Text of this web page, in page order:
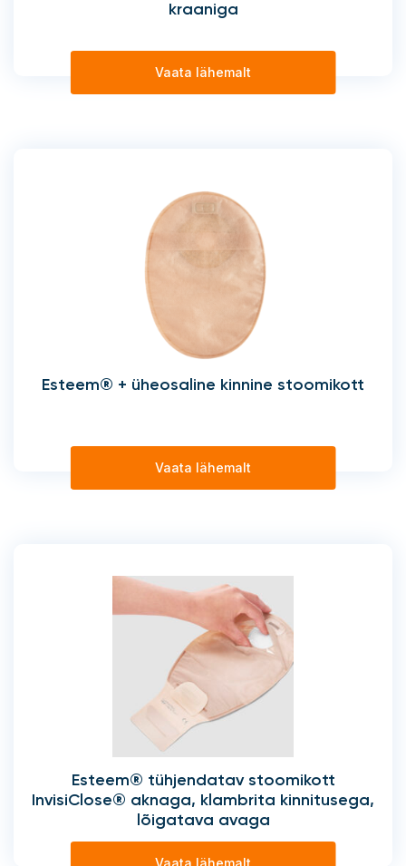
kraaniga
Vaata lähemalt
Esteem® + üheosaline kinnine stoomikott
Vaata lähemalt
Esteem® tühjendatav stoomikott
InvisiClose® aknaga, klambrita kinnitusega,
lõigatava avaga
Vaata lähemalt